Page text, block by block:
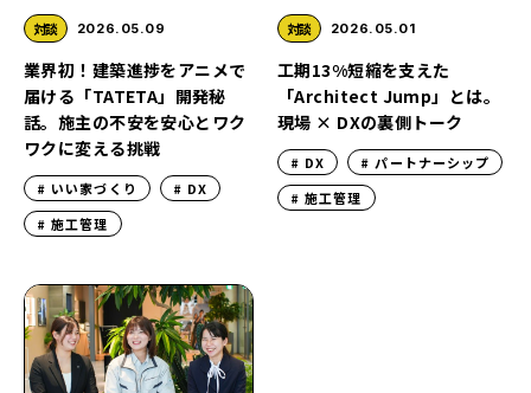
対談 2026.05.09
業界初！建築進捗をアニメで
届ける「TATETA」開発秘
話。施主の不安を安心とワク
ワクに変える挑戦
いい家づくり
DX
施工管理
対談 2026.05.01
工期13%短縮を支えた
「Architect Jump」とは。
現場 × DXの裏側トーク
DX
パートナーシップ
施工管理